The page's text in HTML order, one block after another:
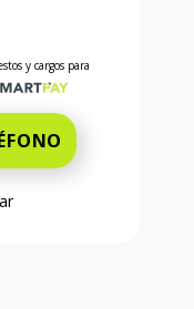
and 99 cents
y cargos para